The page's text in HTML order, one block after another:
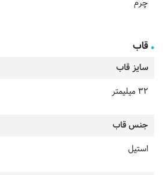
چرم
قاب
سایز قاب
32 میلیمتر
جنس قاب
استیل